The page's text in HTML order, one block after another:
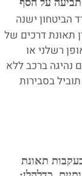
על הסף
הביטחון ישנה
תאונת דרכים של
רשלני או
נהיגה ברכב ללא
בסבירות
תאונת